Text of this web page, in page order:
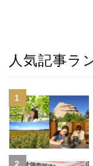
人気記事ラ